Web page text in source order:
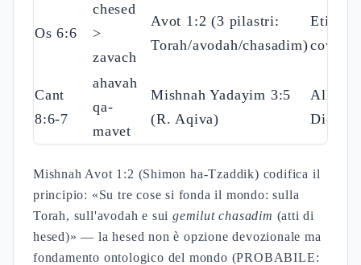
Os 6:6
chesed
>
zavach
Avot 1:2 (3 pilastri:
Torah/avodah/chasadim)
Etica
Cant
8:6-7
ahavah
qa-
mavet
Mishnah Yadayim 3:5
(R. Aqiva)
Dio-
Mishnah Avot 1:2 (Shimon ha-Tzaddik) codifica il
principio: «Su tre cose si fonda il mondo: sulla
Torah, sull'avodah e suigemilut chasadim (atti di
hesed)» — la hesed non è opzione devozionale ma
fondamento ontologico del mondo (PROBABILE: